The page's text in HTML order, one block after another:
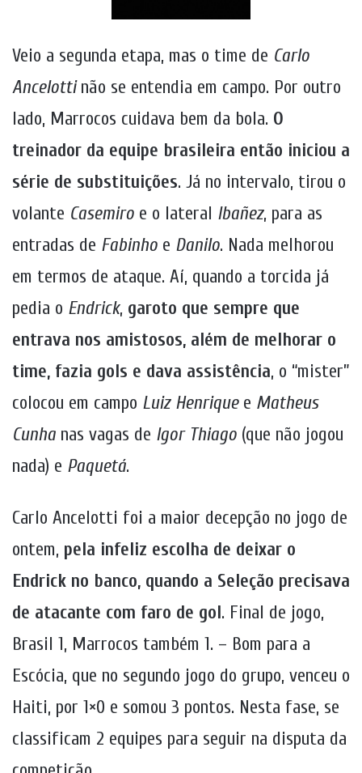
Veio a segunda etapa, mas o time de Carlo
Ancelottinão se entendia em campo. Por outro
lado, Marrocos cuidava bem da bola. O
treinador da equipe brasileira então iniciou a
série de substituições. Já no intervalo, tirou o
volante Casemiro e o lateral Ibañez, para as
entradas de Fabinho e Danilo. Nada melhorou
em termos de ataque. Aí, quando a torcida já
pedia o Endrick, garoto que sempre que
entrava nos amistosos, além de melhorar o
time, fazia gols e dava assistência, o “mister”
colocou em campo Luiz Henriquee Matheus
Cunha nas vagas de Igor Thiago (que não jogou
nada) e Paquetá.
Carlo Ancelotti foi a maior decepção no jogo de
ontem, pela infeliz escolha de deixar o
Endrick no banco, quando a Seleção precisava
de atacante com faro de gol. Final de jogo,
Brasil 1, Marrocos também 1. – Bom para a
Escócia, que no segundo jogo do grupo, venceu o
Haiti, por 1×0 e somou 3 pontos. Nesta fase, se
classificam 2 equipes para seguir na disputa da